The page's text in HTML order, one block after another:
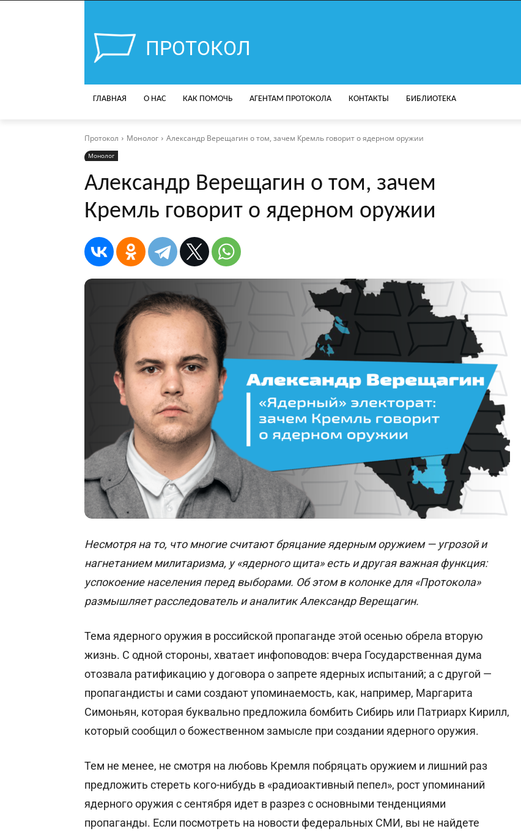
ПРОТОКОЛ
ГЛАВНАЯ О НАС КАК ПОМОЧЬ АГЕНТАМ ПРОТОКОЛА КОНТАКТЫ БИБЛИОТЕКА
Протокол Монолог Александр Верещагин о том, зачем Кремль говорит о ядерном оружии
Монолог
Александр Верещагин о том, зачем
Кремль говорит о ядерном оружии
Несмотря на то, что многие считают бряцание ядерным оружием — угрозой и
нагнетанием милитаризма, у «ядерного щита» есть и другая важная функция:
успокоение населения перед выборами. Об этом в колонке для «Протокола»
размышляет расследователь и аналитик Александр Верещагин.
Тема ядерного оружия в российской пропаганде этой осенью обрела вторую
жизнь. С одной стороны, хватает инфоповодов: вчера Государственная дума
отозвала ратификацию у договора о запрете ядерных испытаний; а с другой —
пропагандисты и сами создают упоминаемость, как, например, Маргарита
Симоньян, которая буквально предложила бомбить Сибирь или Патриарх Кирилл,
который сообщил о божественном замысле при создании ядерного оружия.
Тем не менее, не смотря на любовь Кремля побряцать оружием и лишний раз
предложить стереть кого-нибудь в «радиоактивный пепел», рост упоминаний
ядерного оружия с сентября идет в разрез с основными тенденциями
пропаганды. Если посмотреть на новости федеральных СМИ, вы не найдете